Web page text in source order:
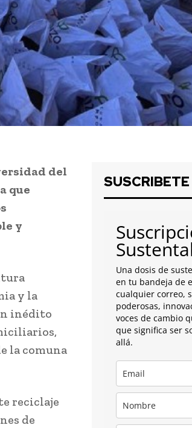
del
que
y
y la
inédito
la comuna
reciclaje
de
SUSCRIBETE
Una dosis de
en tu bandeja de
cualquier correo,
poderosas,
voces de cambio
que significa ser
allá.